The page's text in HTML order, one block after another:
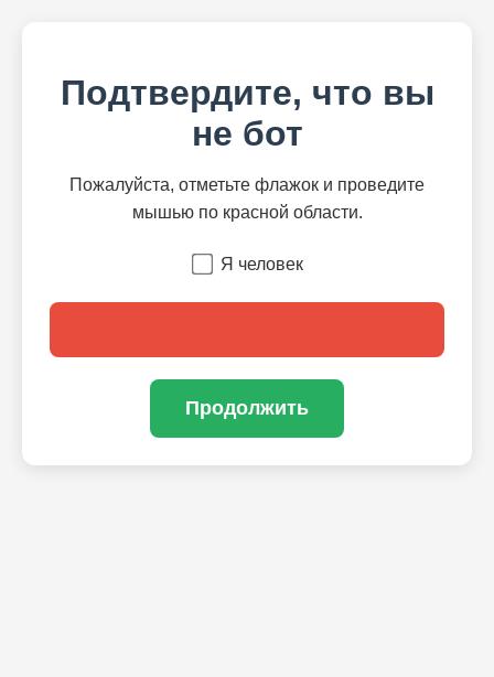
Подтвердите, что вы
не бот
Пожалуйста, отметьте флажок и проведите
мышью по красной области.
Я человек
Продолжить